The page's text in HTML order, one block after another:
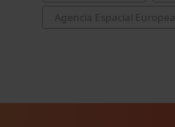
Agencia Espacial Europea